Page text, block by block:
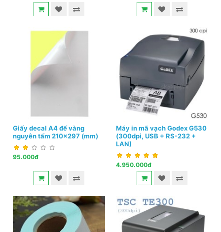
Giấy decal A4 đế vàng
nguyên tấm 210x297 (mm)
95.000đ
Máy in mã vạch Godex G530
(300dpi, USB + RS-232 +
LAN)
4.950.000đ